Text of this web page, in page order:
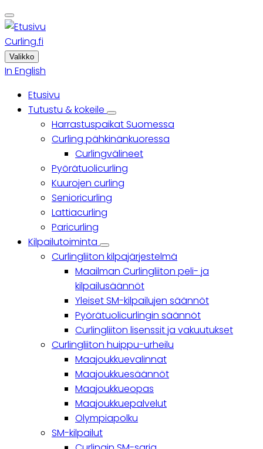
to
main
content
Curling.fi
Valikko
In English
Päävalikko
Etusivu
Tutustu & kokeile
Tutustu
&
kokeile
sub-
navigation
Harrastuspaikat Suomessa
Curling pähkinänkuoressa
Curlingvälineet
Pyörätuolicurling
Kuurojen curling
Senioricurling
Lattiacurling
Paricurling
Kilpailutoiminta
Kilpailutoiminta
sub-
navigation
Curlingliiton kilpajärjestelmä
Maailman Curlingliiton peli- ja
kilpailusäännöt
Yleiset SM-kilpailujen säännöt
Pyörätuolicurlingin säännöt
Curlingliiton lisenssit ja vakuutukset
Curlingliiton huippu-urheilu
Maajoukkuevalinnat
Maajoukkuesäännöt
Maajoukkueopas
Maajoukkuepalvelut
Olympiapolku
SM-kilpailut